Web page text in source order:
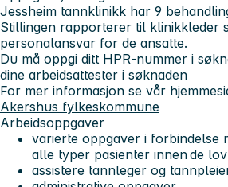
Jessheim tannklinikk har 9
Stillingen rapporterer til klinikkleder
personalansvar for de ansatte.
Du må oppgi ditt HPR-nummer i
dine arbeidsattester i søknaden
For mer informasjon se vår
Akershus fylkeskommune
Arbeidsoppgaver
varierte oppgaver i forbindelse
alle typer pasienter innen de
assistere tannleger og